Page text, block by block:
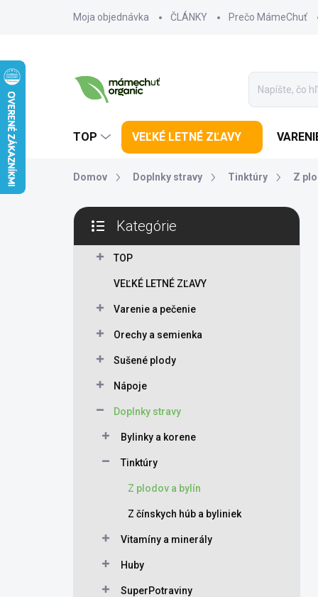
Moja objednávka
ČLÁNKY Prečo MámeChuť
TOP VEĽKÉ LETNÉ ZĽAVY
Domov Doplnky stravy Tinktúry Z
Bočný panel
Preskočiť kategórie
Kategórie
TOP
VEĽKÉ LETNÉ ZĽAVY
Varenie a pečenie
Orechy a semienka
Sušené plody
Nápoje
Doplnky stravy
Bylinky a korene
Tinktúry
Z plodov a bylín
Z čínskych húb a byliniek
Vitamíny a minerály
Huby
SuperPotraviny